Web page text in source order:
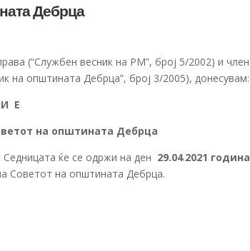
Дебрца
(“Службен весник на РМ”, број 5/2002) и член
на општината Дебрца”, број 3/2005), донесувам:
Е
на општината Дебрца
ќе се одржи на ден 29.04.2021 година
Советот на општината Дебрца.